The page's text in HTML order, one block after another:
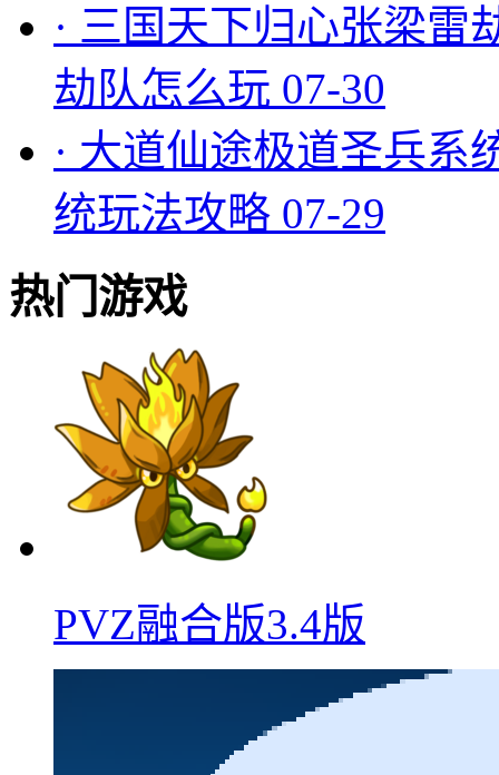
· 三国天下归心张梁雷
劫队怎么玩 07-30
· 大道仙途极道圣兵系
统玩法攻略 07-29
热门游戏
PVZ融合版3.4版